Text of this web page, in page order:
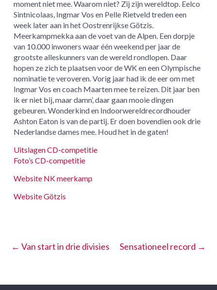
moment niet mee. Waarom niet? Zij zijn wereldtop. Eelco
Sintnicolaas, Ingmar Vos en Pelle Rietveld treden een
week later aan in het Oostrenrijkse Götzis.
Meerkampmekka aan de voet van de Alpen. Een dorpje
van 10.000 inwoners waar één weekend per jaar de
grootste alleskunners van de wereld rondlopen. Daar
hopen ze zich te plaatsen voor de WK en een Olympische
nominatie te veroveren. Vorig jaar had ik de eer om met
Ingmar Vos en coach Maarten mee te reizen. Dit jaar ben
ik er niet bij, maar damn’, daar gaan mooie dingen
gebeuren. Wonderkind en Indoorwereldrecordhouder
Ashton Eaton is van de partij. Er doen bovendien ook drie
Nederlandse dames mee. Houd het in de gaten!
Uitslagen CD-competitie
Foto’s CD-competitie
Website NK meerkamp
Website Götzis
← Van start in drie divisies Sensationeel record →